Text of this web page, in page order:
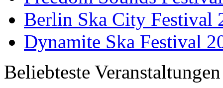
Berlin Ska City Festival
Dynamite Ska Festival
Beliebteste Veranstaltungen